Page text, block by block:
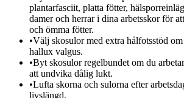
plantarfasciit, platta fötter,
damer och herrar i dina arbetsskor för
och ömma fötter.
•Välj skosulor med extra hålfotsstöd
hallux valgus.
•Byt skosulor regelbundet om du
att undvika dålig lukt.
•Lufta skorna och sulorna efter
livslängd.